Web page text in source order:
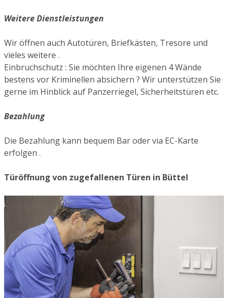
Weitere Dienstleistungen
Wir öffnen auch Autotüren, Briefkästen, Tresore und
vieles weitere .
Einbruchschutz : Sie möchten Ihre eigenen 4 Wände
bestens vor Kriminellen absichern ? Wir unterstützen Sie
gerne im Hinblick auf Panzerriegel, Sicherheitstüren etc.
Bezahlung
Die Bezahlung kann bequem Bar oder via EC-Karte
erfolgen .
Türöffnung von zugefallenen Türen in Büttel